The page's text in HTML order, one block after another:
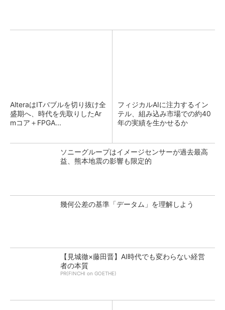
AlteraはITバブルを切り抜け全
盛期へ、時代を先取りしたAr
mコア＋FPGA...
フィジカルAIに注力するイン
テル、組み込み市場での約40
年の実績を生かせるか
ソニーグループはイメージセンサーが過去最高
益、熊本地震の影響も限定的
幾何公差の基準「データム」を理解しよう
【見城徹×藤田晋】AI時代でも変わらない経営
者の本質
PR(FINCHI on GOETHE)